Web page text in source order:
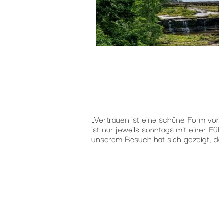
„Vertrauen ist eine schöne Form
ist nur jeweils sonntags mit einer
unserem Besuch hat sich gezeigt,